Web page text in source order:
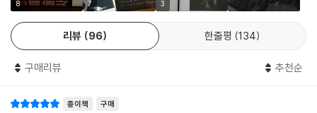
가?'라는 질문을 던졌다. 더 나아가 다양하게 다른 양식들 가운데 하나를
나름의 취향과 이유에 따라 보다 자유롭게 선택하기 시작했다.
곰브리치의 <서양미술사>의 각 장은 위와 같이 각 시대 미술의 역사적 배
경과 전반적인 경향을 설명하고 나서, 해당 시대의 개별 작가와 작품에 대
단지 미술 자체가 아니라 각 시대의 역사, 사회, 문화를 반영하는 거울 혹은
위해 학술적인 용어의 남용을 경계하고자 했음을 밝히고 있다.
8 7 3
리뷰 96 한줄평 134
구매리뷰 추천순
종이책 구매